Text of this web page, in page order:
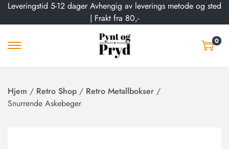
Leveringstid 5-12 dager Avhengig av leverings metode og sted
| Frakt fra 80,-
0
Hjem / Retro Shop / Retro Metallbokser /
Snurrende Askebeger